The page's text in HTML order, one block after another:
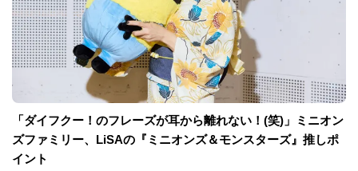
「ダイフクー！のフレーズが耳から離れない！(笑)」ミニオン
ズファミリー、LiSAの『ミニオンズ＆モンスターズ』推しポ
イント